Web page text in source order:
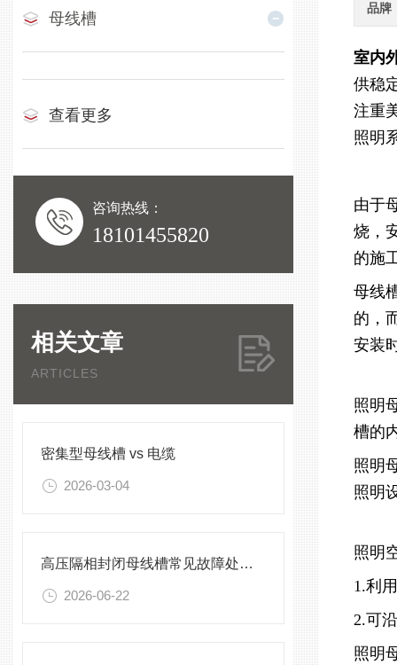
母线槽
查看更多
咨询热线：
18101455820
相关文章
ARTICLES
密集型母线槽 vs 电缆
2026-03-04
高压隔相封闭母线槽常见故障处理方案
2026-06-22
品牌
室内
供稳
注重
照明
由于
烧，
的施
母线
的，
安装
照明
槽的
照明
照明
照明
1.利
2.可
照明